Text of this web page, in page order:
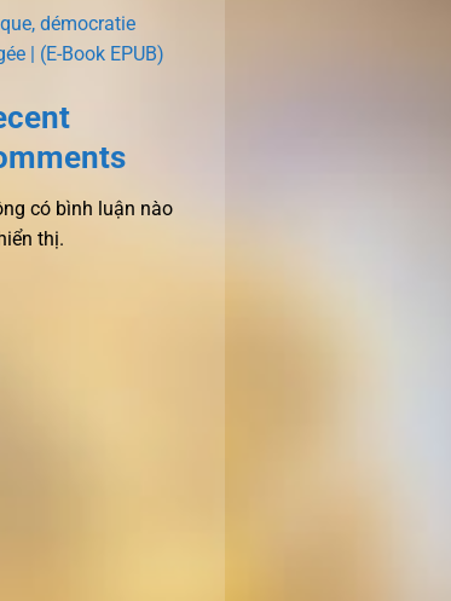
démocratie
| (E-Book EPUB)
có bình luận nào
thị.